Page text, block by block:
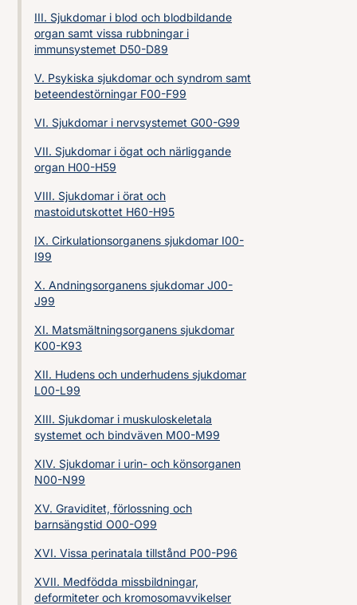
III. Sjukdomar i blod och blodbildande
organ samt vissa rubbningar i
immunsystemet D50-D89
V. Psykiska sjukdomar och syndrom samt
beteendestörningar F00-F99
VI. Sjukdomar i nervsystemet G00-G99
VII. Sjukdomar i ögat och närliggande
organ H00-H59
VIII. Sjukdomar i örat och
mastoidutskottet H60-H95
IX. Cirkulationsorganens sjukdomar I00-
I99
X. Andningsorganens sjukdomar J00-
J99
XI. Matsmältningsorganens sjukdomar
K00-K93
XII. Hudens och underhudens sjukdomar
L00-L99
XIII. Sjukdomar i muskuloskeletala
systemet och bindväven M00-M99
XIV. Sjukdomar i urin- och könsorganen
N00-N99
XV. Graviditet, förlossning och
barnsängstid O00-O99
XVI. Vissa perinatala tillstånd P00-P96
XVII. Medfödda missbildningar,
deformiteter och kromosomavvikelser